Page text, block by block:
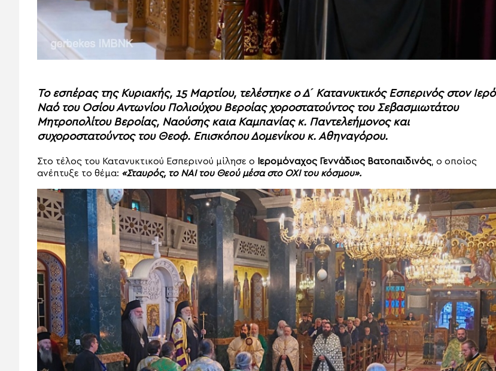
Το εσπέρας της Κυριακής, 15 Μαρτίου, τελέστηκε ο Δ´ Κατανυκτικός Εσπερινός στον Ιερό
Ναό του Οσίου Αντωνίου Πολιούχου Βεροίας χοροστατούντος του Σεβασμιωτάτου
Μητροπολίτου Βεροίας, Ναούσης καια Καμπανίας κ. Παντελεήμονος και
συχοροστατούντος του Θεοφ. Επισκόπου Δομενίκου κ. Αθηναγόρου.
Στο τέλος του Κατανυκτικού Εσπερινού μίλησε ο Ιερομόναχος Γεννάδιος Βατοπαιδινός , ο οποίος
ανέπτυξε το θέμα: «Σταυρός, το ΝΑΙ του Θεού μέσα στο ΟΧΙ του κόσμου».